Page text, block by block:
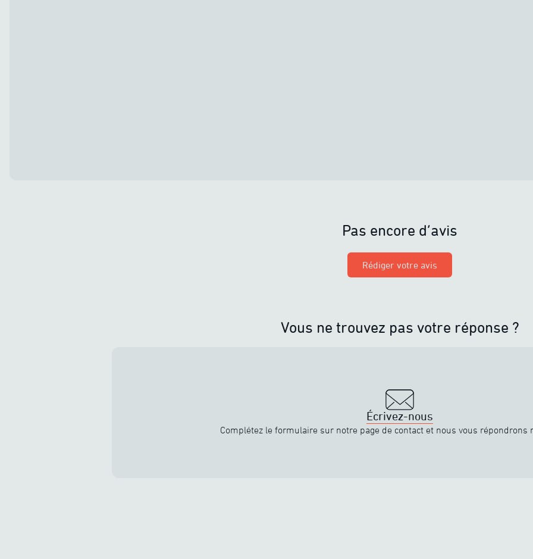
Pas encore d’avis
Rédiger votre avis
Vous ne trouvez pas votre réponse ?
Écrivez-nous
Complétez le formulaire sur notre page de contact et nous vous répondrons